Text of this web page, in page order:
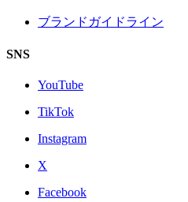
ブランドガイドライン
SNS
YouTube
TikTok
Instagram
X
Facebook